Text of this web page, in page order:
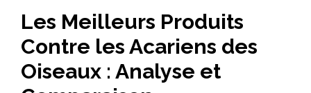
Les Meilleurs Produits
Contre les Acariens des
Oiseaux : Analyse et